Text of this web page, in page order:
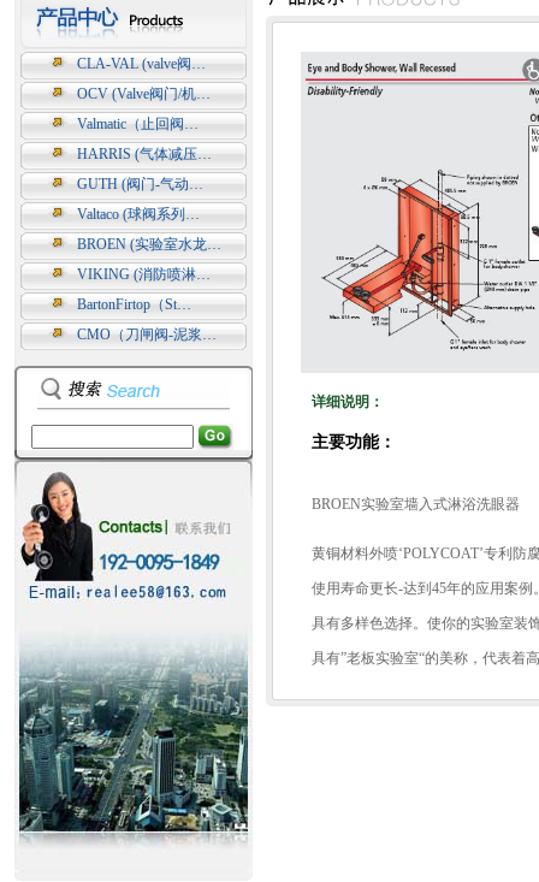
CLA-VAL (valve阀…
OCV (Valve阀门/机…
Valmatic（止回阀…
HARRIS (气体减压…
GUTH (阀门-气动…
Valtaco (球阀系列…
BROEN (实验室水龙…
VIKING (消防喷淋…
BartonFirtop（St…
CMO（刀闸阀-泥浆…
详细说明：
主要功能：
BROEN实验室墙入式淋浴洗眼器
黄铜材料外喷‘POLYCOAT’专利防
使用寿命更长-达到45年的应用案例
具有多样色选择。使你的实验室装
具有”老板实验室“的美称，代表着